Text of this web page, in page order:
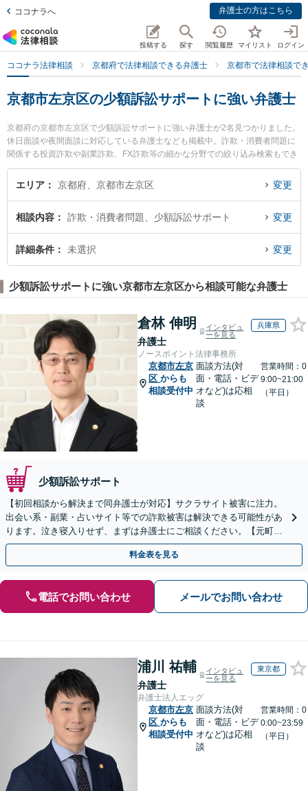
ココナラへ 弁護士の方はこちら
投稿する 探す 閲覧履歴 マイリスト ログイン
ココナラ法律相談 京都府で法律相談できる弁護士 京都市で法律相談で
京都市左京区の少額訴訟サポートに強い弁護士
京都府の京都市左京区で少額訴訟サポートに強い弁護士が2名見つかりました。
休日面談や夜間面談に対応している弁護士なども掲載中。詐欺・消費者問題に
関係する投資詐欺や副業詐欺、FX詐欺等の細かな分野での絞り込み検索もでき
便利です。特に角田龍平の法律事務所の角田 龍平弁護士や谷澤貴弘法律事務所
の谷澤 貴弘弁護士のプロフィール情報や弁護士費用、強みなどが注目されてい
な近くの弁護士を検索したい』『初回相談無料で少額訴訟サポートを法律相談
できる京都市左京区内の弁護士に相談予約したい』などでお困りの相談者さん
におすすめです。
エリア 京都府、京都市左京区 変更
相談内容 詐欺・消費者問題、少額訴訟サポート 変更
詳細条件 未選択 変更
少額訴訟サポートに強い京都市左京区から相談可能な弁護士
倉林 伸明
弁護士
インタビュ
ーを見る
兵庫県
ノースポイント法律事務所
京都市左京
区 からも
相談受付中
面談方法(対
面・電話・ビデ
オなど)は応相
談
営業時間：0
9:00~21:00
（平日）
少額訴訟サポート
【初回相談から解決まで同弁護士が対応】サクラサイト被害に注力。
出会い系・副業・占いサイト等での詐欺被害は解決できる可能性があ
ります。泣き寝入りせず、まずは弁護士にご相談ください。【元町駅
1分・土日夜間の相談歓迎】
料金表を見る
電話でお問い合わせ メールでお問い合わせ
浦川 祐輔
弁護士
インタビュ
ーを見る
東京都
弁護士法人エッグ
京都市左京
区 からも
相談受付中
面談方法(対
面・電話・ビデ
オなど)は応相
談
営業時間：0
0:00~23:59
（平日）